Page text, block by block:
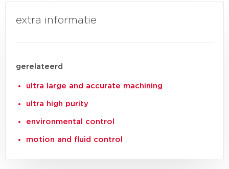
Click here for our other stories
extra informatie
gerelateerd
ultra large and accurate machining
ultra high purity
environmental control
motion and fluid control